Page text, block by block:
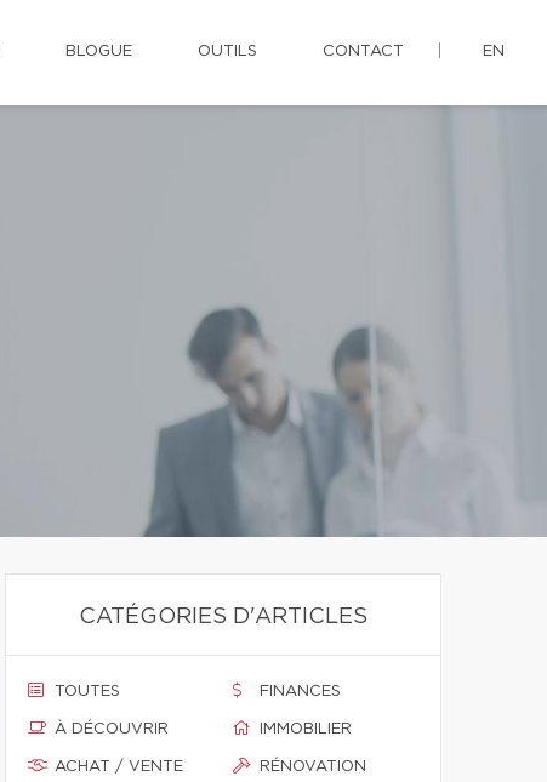
BLOGUE OUTILS CONTACT EN
CATÉGORIES D'ARTICLES
TOUTES
À DÉCOUVRIR
ACHAT / VENTE
FINANCES
IMMOBILIER
RÉNOVATION